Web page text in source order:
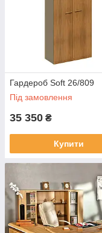
Гардероб Soft 26/809
Під замовлення
35 350 ₴
Купити